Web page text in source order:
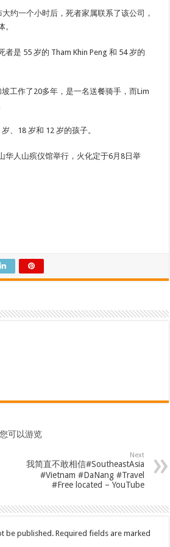
约一个小时后，死者家属联系了该公司，
。
是 55 岁的 Tham Khin Peng 和 54 岁的
工作了20多年，是一名送餐骑手，而Lim
、18 岁和 12 岁的孩子。
华人山殡仪馆举行，火化定于6月8日举
可以游览
Next
我简直不敢相信#SoutheastAsia
#Vietnam #DaNang #Travel
#Free located – YouTube
be published. Required fields are marked